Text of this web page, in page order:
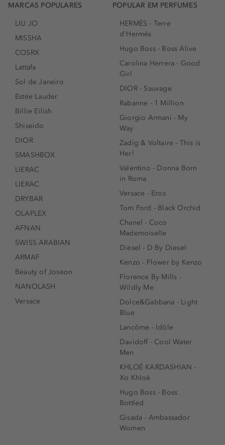
MARCAS POPULARES
LIU JO
MISSHA
COSRX
Lattafa
Sol de Janeiro
Estée Lauder
Billie Eilish
Shiseido
DIOR
SMASHBOX
LIERAC
LIERAC
DRYBAR
OLAPLEX
AFNAN
SWISS ARABIAN
ARMAF
Beauty of Joseon
NANOLASH
Versace
POPULAR EM PERFUMES
HERMÈS - Terre
d'Hermés
Hugo Boss - Boss Alive
Carolina Herrera - Good
Girl
DIOR - Sauvage
Rabanne - 1 Million
Giorgio Armani - My
Way
Zadig & Voltaire - This is
Her!
Valentino - Donna Born
in Roma
Versace - Eros
Tom Ford - Black Orchid
Chanel - Coco
Mademoiselle
Diesel - D By Diesel
Kenzo - Flower by Kenzo
Florence By Mills -
Wildly Me
Dolce&Gabbana - Light
Blue
Lancôme - Idôle
Davidoff - Cool Water
Men
KHLOÉ KARDASHIAN -
Xo Khloè
Hugo Boss - Boss
Bottled
Gisada - Ambassador
Women